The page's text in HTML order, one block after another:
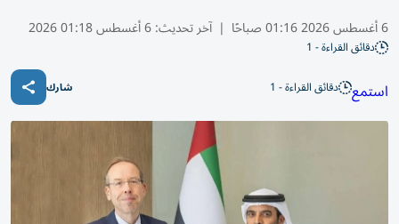
6 أغسطس 2026 01:16 صباحًا | آخر تحديث:6 أغسطس 01:18 2026
دقائق القراءة - 1
استمع دقائق القراءة - 1 شارك